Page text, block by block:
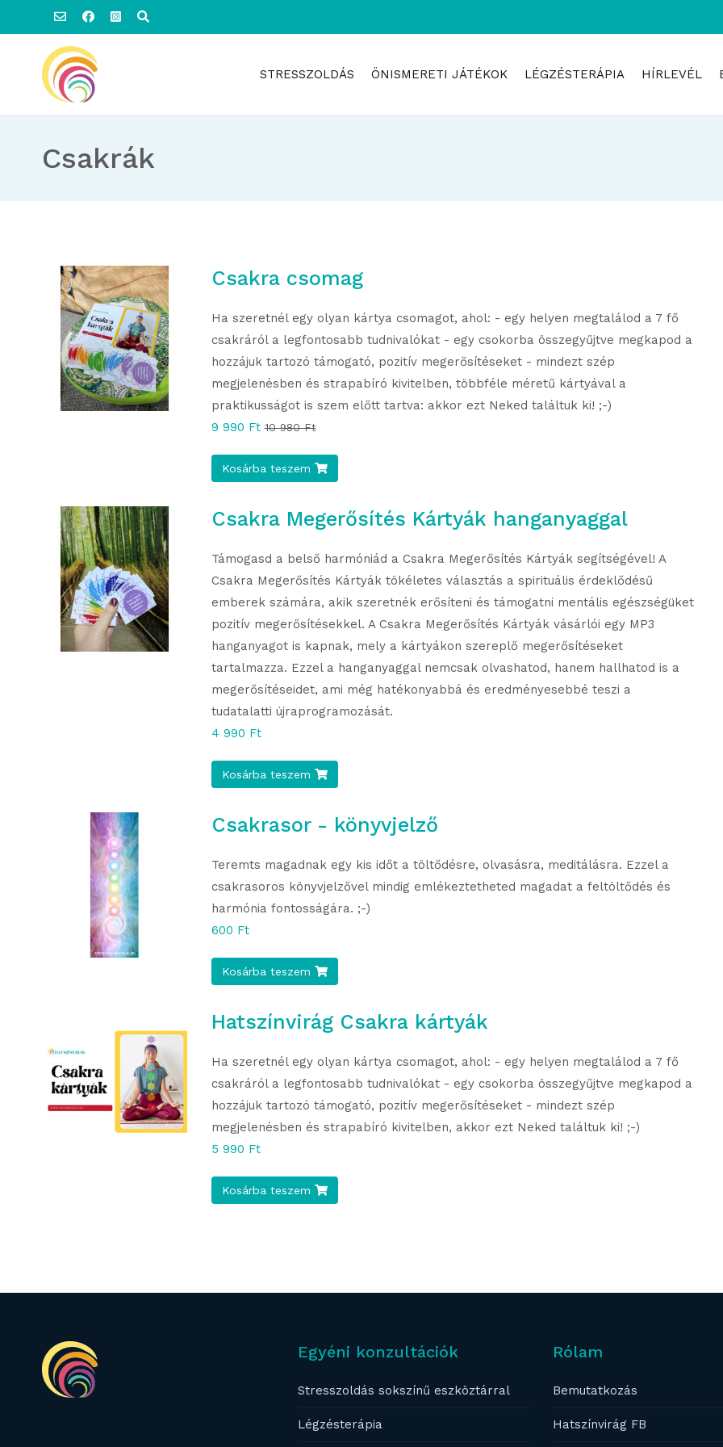
a
tartalomhoz
STRESSZOLDÁS ÖNISMERETI JÁTÉKOK LÉGZÉSTERÁPIA HÍRLEVÉL
Csakrák
Csakra csomag
Ha szeretnél egy olyan kártya csomagot, ahol: - egy helyen megtalálod a 7 fő
csakráról a legfontosabb tudnivalókat - egy csokorba összegyűjtve megkapod a
hozzájuk tartozó támogató, pozitív megerősítéseket - mindezt szép
megjelenésben és strapabíró kivitelben, többféle méretű kártyával a
praktikusságot is szem előtt tartva: akkor ezt Neked találtuk ki! ;-)
9 990 Ft 10 980 Ft
Kosárba teszem
Csakra Megerősítés Kártyák hanganyaggal
Támogasd a belső harmóniád a Csakra Megerősítés Kártyák segítségével! A
Csakra Megerősítés Kártyák tökéletes választás a spirituális érdeklődésű
emberek számára, akik szeretnék erősíteni és támogatni mentális egészségüket
pozitív megerősítésekkel. A Csakra Megerősítés Kártyák vásárlói egy MP3
hanganyagot is kapnak, mely a kártyákon szereplő megerősítéseket
tartalmazza. Ezzel a hanganyaggal nemcsak olvashatod, hanem hallhatod is a
megerősítéseidet, ami még hatékonyabbá és eredményesebbé teszi a
tudatalatti újraprogramozását.
4 990 Ft
Kosárba teszem
Csakrasor - könyvjelző
Teremts magadnak egy kis időt a töltődésre, olvasásra, meditálásra. Ezzel a
csakrasoros könyvjelzővel mindig emlékeztetheted magadat a feltöltődés és
harmónia fontosságára. ;-)
600 Ft
Kosárba teszem
Hatszínvirág Csakra kártyák
Ha szeretnél egy olyan kártya csomagot, ahol: - egy helyen megtalálod a 7 fő
csakráról a legfontosabb tudnivalókat - egy csokorba összegyűjtve megkapod a
hozzájuk tartozó támogató, pozitív megerősítéseket - mindezt szép
megjelenésben és strapabíró kivitelben, akkor ezt Neked találtuk ki! ;-)
5 990 Ft
Kosárba teszem
Egyéni konzultációk
Stresszoldás sokszínű eszköztárral
Légzésterápia
Rólam
Bemutatkozás
Hatszínvirág FB